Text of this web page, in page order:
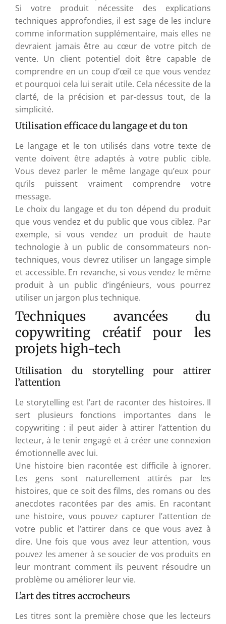
Si votre produit nécessite des explications
techniques approfondies, il est sage de les inclure
comme information supplémentaire, mais elles ne
devraient jamais être au cœur de votre pitch de
vente. Un client potentiel doit être capable de
comprendre en un coup d’œil ce que vous vendez
et pourquoi cela lui serait utile. Cela nécessite de la
clarté, de la précision et par-dessus tout, de la
simplicité.
Utilisation efficace du langage et du ton
Le langage et le ton utilisés dans votre texte de
vente doivent être adaptés à votre public cible.
Vous devez parler le même langage qu’eux pour
qu’ils puissent vraiment comprendre votre
message.
Le choix du langage et du ton dépend du produit
que vous vendez et du public que vous ciblez. Par
exemple, si vous vendez un produit de haute
technologie à un public de consommateurs non-
techniques, vous devrez utiliser un langage simple
et accessible. En revanche, si vous vendez le même
produit à un public d’ingénieurs, vous pourrez
utiliser un jargon plus technique.
Techniques avancées du
copywriting créatif pour les
projets high-tech
Utilisation du storytelling pour attirer
l’attention
Le storytelling est l’art de raconter des histoires. Il
sert plusieurs fonctions importantes dans le
copywriting : il peut aider à attirer l’attention du
lecteur, à le tenir engagé et à créer une connexion
émotionnelle avec lui.
Une histoire bien racontée est difficile à ignorer.
Les gens sont naturellement attirés par les
histoires, que ce soit des films, des romans ou des
anecdotes racontées par des amis. En racontant
une histoire, vous pouvez capturer l’attention de
votre public et l’attirer dans ce que vous avez à
dire. Une fois que vous avez leur attention, vous
pouvez les amener à se soucier de vos produits en
leur montrant comment ils peuvent résoudre un
problème ou améliorer leur vie.
L’art des titres accrocheurs
Les titres sont la première chose que les lecteurs